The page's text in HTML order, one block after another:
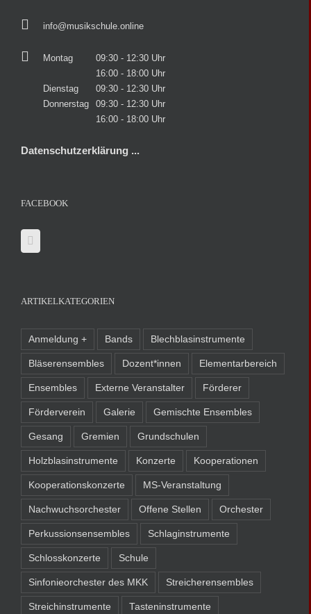
info@musikschule.online
Montag
09:30 - 12:30 Uhr
16:00 - 18:00 Uhr
Dienstag
09:30 - 12:30 Uhr
Donnerstag
09:30 - 12:30 Uhr
16:00 - 18:00 Uhr
Datenschutzerklärung ...
FACEBOOK
ARTIKELKATEGORIEN
Anmeldung + Bands Blechblasinstrumente
Bläserensembles Dozent*innen Elementarbereich
Ensembles Externe Veranstalter Förderer
Förderverein Galerie Gemischte Ensembles
Gesang Gremien Grundschulen
Holzblasinstrumente Konzerte Kooperationen
Kooperationskonzerte MS-Veranstaltung
Nachwuchsorchester Offene Stellen Orchester
Perkussionsensembles Schlaginstrumente
Schlosskonzerte Schule
Sinfonieorchester des MKK Streicherensembles
Streichinstrumente Tasteninstrumente